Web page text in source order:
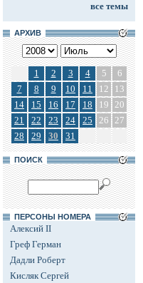
все темы
АРХИВ
1 2 3 4 5
6
7
8 9 10 11 12
13
14
15 16 17 18 19 20
21
22 23 24 25 26 27
28
29 30 31
ПОИСК
ПЕРСОНЫ НОМЕРА
Алексий II
Греф Герман
Дадли Роберт
Кисляк Сергей